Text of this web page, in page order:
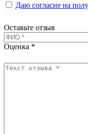
Даю согласие на
Оставьте отзыв
Оценка *